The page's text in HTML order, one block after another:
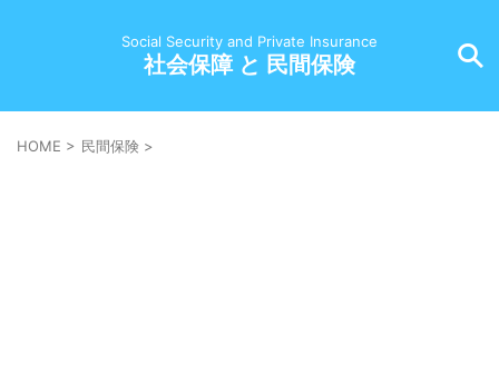
Social Security and Private Insurance
社会保障 と 民間保険
HOME > 民間保険 >